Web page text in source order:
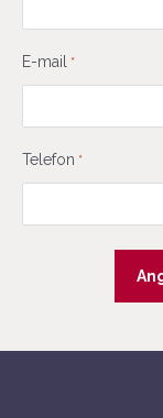
E-mail *
Telefon *